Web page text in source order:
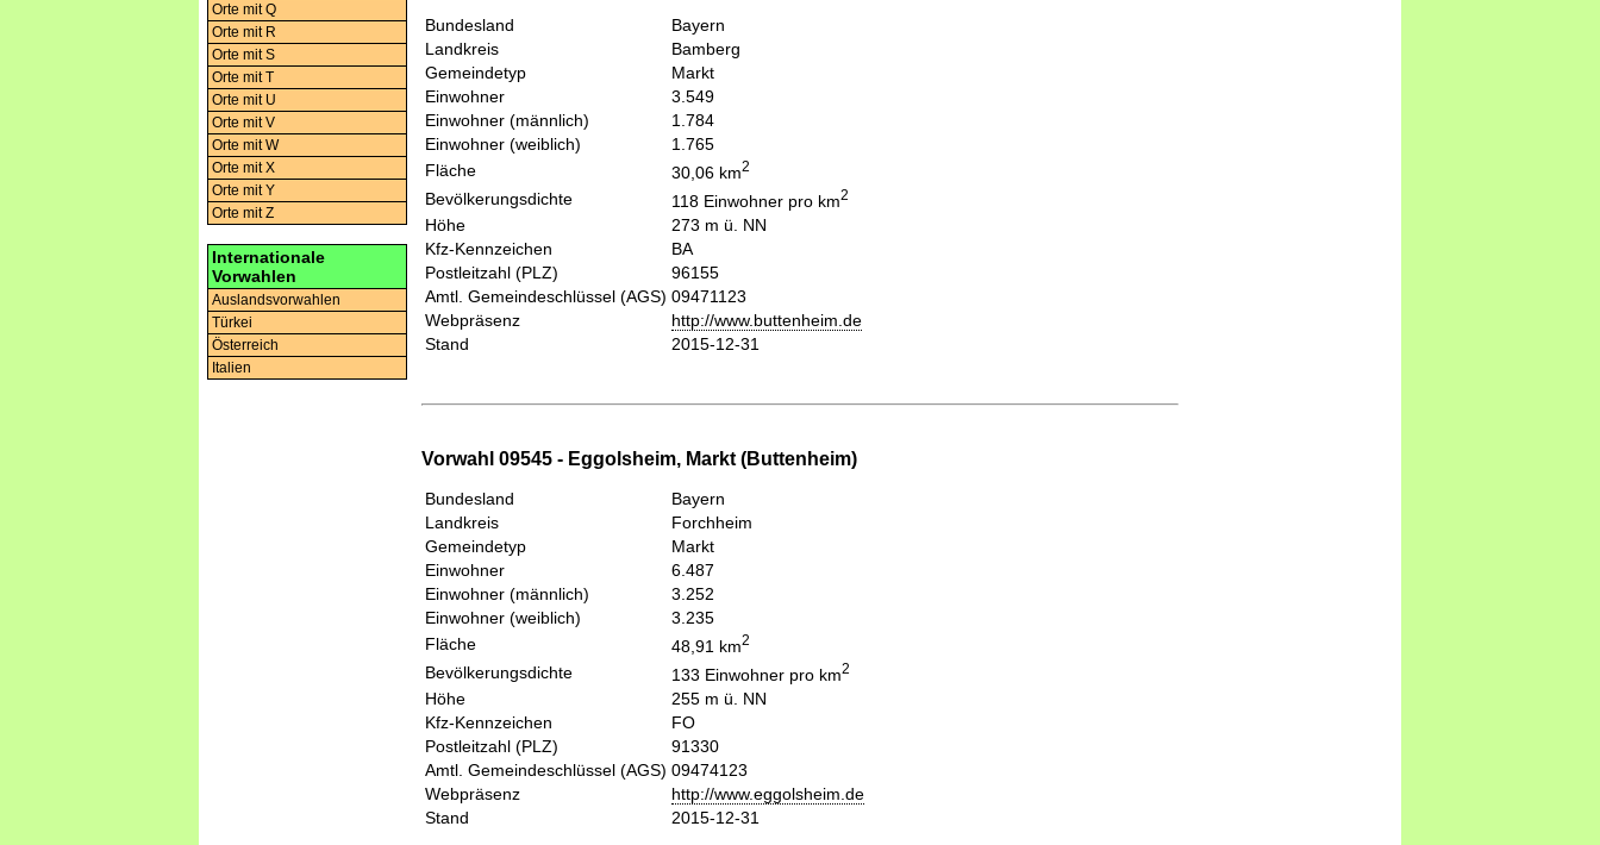
Orte mit Q
Orte mit R
Orte mit S
Orte mit T
Orte mit U
Orte mit V
Orte mit W
Orte mit X
Orte mit Y
Orte mit Z
Internationale
Vorwahlen
Auslandsvorwahlen
Türkei
Österreich
Italien
Bundesland
Bayern
Landkreis
Bamberg
Gemeindetyp
Markt
Einwohner
3.549
Einwohner (männlich)
1.784
Einwohner (weiblich)
1.765
Fläche
30,06 km2
Bevölkerungsdichte 118 Einwohner pro km2
Höhe
273 m ü. NN
Kfz-Kennzeichen
BA
Postleitzahl (PLZ)
96155
Amtl. Gemeindeschlüssel (AGS) 09471123
Webpräsenz
http://www.buttenheim.de
Stand
2015-12-31
Vorwahl 09545 - Eggolsheim, Markt (Buttenheim)
Bundesland
Bayern
Landkreis
Forchheim
Gemeindetyp
Markt
Einwohner
6.487
Einwohner (männlich)
3.252
Einwohner (weiblich)
3.235
Fläche
48,91 km2
Bevölkerungsdichte 133 Einwohner pro km2
Höhe
255 m ü. NN
Kfz-Kennzeichen
FO
Postleitzahl (PLZ)
91330
Amtl. Gemeindeschlüssel (AGS) 09474123
Webpräsenz
http://www.eggolsheim.de
Stand
2015-12-31